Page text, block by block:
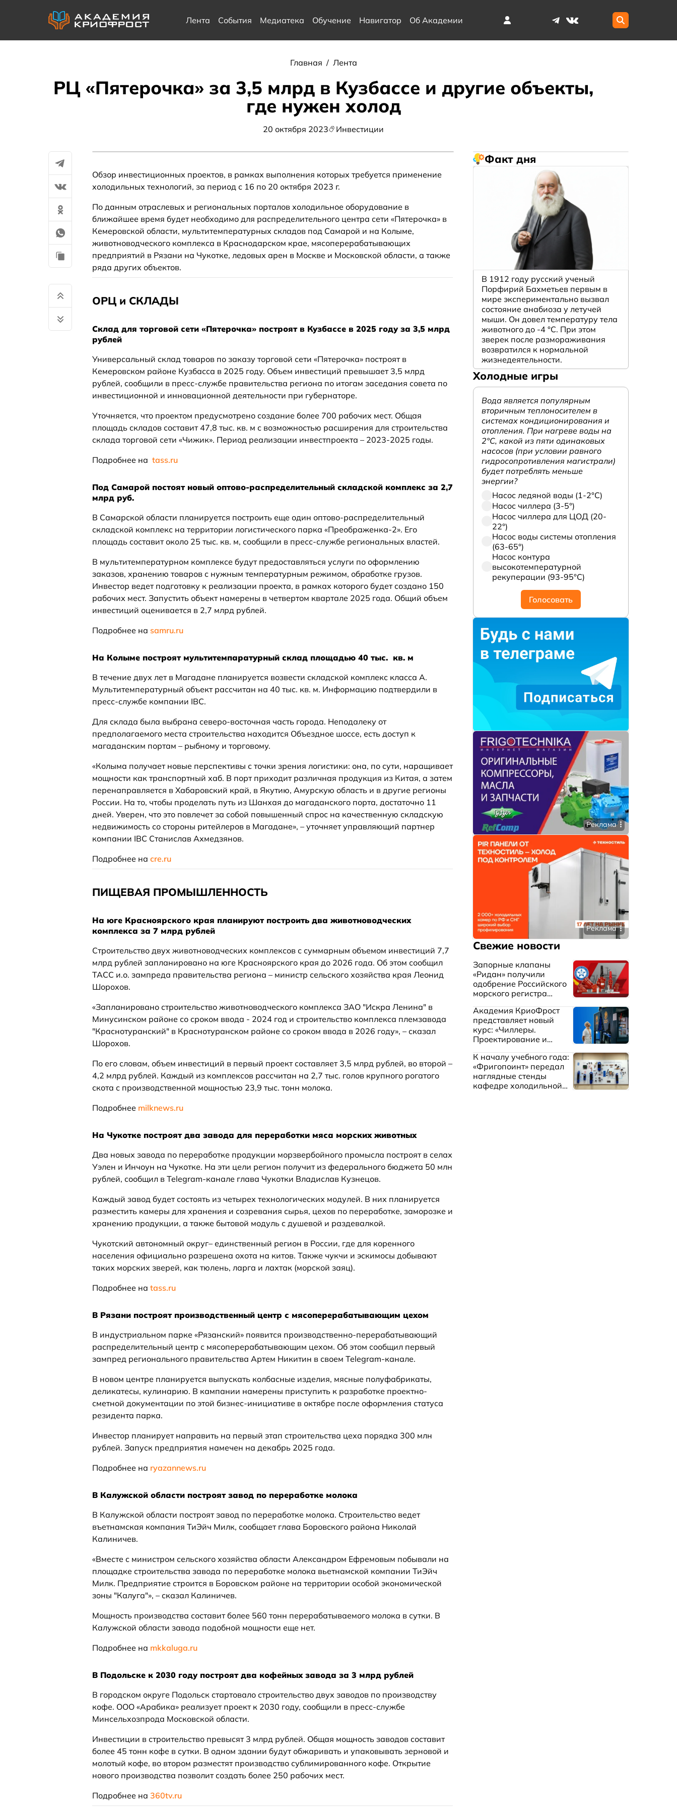
Лента События Медиатека Обучение Навигатор Об Академии
Главная / Лента
РЦ «Пятерочка» за 3,5 млрд в Кузбассе и другие объекты,
где нужен холод
20 октября 2023 Инвестиции
Обзор инвестиционных проектов, в рамках выполнения которых требуется применение
холодильных технологий, за период с 16 по 20 октября 2023 г.
По данным отраслевых и региональных порталов холодильное оборудование в
ближайшее время будет необходимо для распределительного центра сети «Пятерочка» в
Кемеровской области, мультитемпературных складов под Самарой и на Колыме,
животноводческого комплекса в Краснодарском крае, мясоперерабатывающих
предприятий в Рязани на Чукотке, ледовых арен в Москве и Московской области, а также
ряда других объектов.
ОРЦ и СКЛАДЫ
Склад для торговой сети «Пятерочка» построят в Кузбассе в 2025 году за 3,5 млрд
рублей
Универсальный склад товаров по заказу торговой сети «Пятерочка» построят в
Кемеровском районе Кузбасса в 2025 году. Объем инвестиций превышает 3,5 млрд
рублей, сообщили в пресс-службе правительства региона по итогам заседания совета по
инвестиционной и инновационной деятельности при губернаторе.
Уточняется, что проектом предусмотрено создание более 700 рабочих мест. Общая
площадь складов составит 47,8 тыс. кв. м с возможностью расширения для строительства
склада торговой сети «Чижик». Период реализации инвестпроекта – 2023-2025 годы.
Подробнее на tass.ru
Под Самарой постоят новый оптово-распределительный складской комплекс за 2,7
млрд руб.
В Самарской области планируется построить еще один оптово-распределительный
складской комплекс на территории логистического парка «Преображенка-2». Его
площадь составит около 25 тыс. кв. м, сообщили в пресс-службе региональных властей.
В мультитемпературном комплексе будут предоставляться услуги по оформлению
заказов, хранению товаров с нужным температурным режимом, обработке грузов.
Инвестор ведет подготовку к реализации проекта, в рамках которого будет создано 150
рабочих мест. Запустить объект намерены в четвертом квартале 2025 года. Общий объем
инвестиций оценивается в 2,7 млрд рублей.
Подробнее на samru.ru
На Колыме построят мультитемпаратурный склад площадью 40 тыс. кв. м
В течение двух лет в Магадане планируется возвести складской комплекс класса А.
Мультитемпературный объект рассчитан на 40 тыс. кв. м. Информацию подтвердили в
пресс-службе компании IBC.
Для склада была выбрана северо-восточная часть города. Неподалеку от
предполагаемого места строительства находится Объездное шоссе, есть доступ к
магаданским портам – рыбному и торговому.
«Колыма получает новые перспективы с точки зрения логистики: она, по сути, наращивает
мощности как транспортный хаб. В порт приходит различная продукция из Китая, а затем
перенаправляется в Хабаровский край, в Якутию, Амурскую область и в другие регионы
России. На то, чтобы проделать путь из Шанхая до магаданского порта, достаточно 11
дней. Уверен, что это повлечет за собой повышенный спрос на качественную складскую
недвижимость со стороны ритейлеров в Магадане», – уточняет управляющий партнер
компании IBC Станислав Ахмедзянов.
Подробнее на cre.ru
ПИЩЕВАЯ ПРОМЫШЛЕННОСТЬ
На юге Красноярского края планируют построить два животноводческих
комплекса за 7 млрд рублей
Строительство двух животноводческих комплексов с суммарным объемом инвестиций 7,7
млрд рублей запланировано на юге Красноярского края до 2026 года. Об этом сообщил
ТАСС и.о. зампреда правительства региона – министр сельского хозяйства края Леонид
Шорохов.
«Запланировано строительство животноводческого комплекса ЗАО "Искра Ленина" в
Минусинском районе со сроком ввода - 2024 год и строительство комплекса племзавода
"Краснотуранский" в Краснотуранском районе со сроком ввода в 2026 году», – сказал
Шорохов.
По его словам, объем инвестиций в первый проект составляет 3,5 млрд рублей, во второй –
4,2 млрд рублей. Каждый из комплексов рассчитан на 2,7 тыс. голов крупного рогатого
скота с производственной мощностью 23,9 тыс. тонн молока.
Подробнее milknews.ru
На Чукотке построят два завода для переработки мяса морских животных
Два новых завода по переработке продукции морзвербойного промысла построят в селах
Уэлен и Инчоун на Чукотке. На эти цели регион получит из федерального бюджета 50 млн
рублей, сообщил в Telegram-канале глава Чукотки Владислав Кузнецов.
Каждый завод будет состоять из четырех технологических модулей. В них планируется
разместить камеры для хранения и созревания сырья, цехов по переработке, заморозке и
хранению продукции, а также бытовой модуль с душевой и раздевалкой.
Чукотский автономный округ– единственный регион в России, где для коренного
населения официально разрешена охота на китов. Также чукчи и эскимосы добывают
таких морских зверей, как тюлень, ларга и лахтак (морской заяц).
Подробнее на tass.ru
В Рязани построят производственный центр с мясоперерабатывающим цехом
В индустриальном парке «Рязанский» появится производственно-перерабатывающий
распределительный центр с мясоперерабатывающим цехом. Об этом сообщил первый
зампред регионального правительства Артем Никитин в своем Telegram-канале.
В новом центре планируется выпускать колбасные изделия, мясные полуфабрикаты,
деликатесы, кулинарию. В кампании намерены приступить к разработке проектно-
сметной документации по этой бизнес-инициативе в октябре после оформления статуса
резидента парка.
Инвестор планирует направить на первый этап строительства цеха порядка 300 млн
рублей. Запуск предприятия намечен на декабрь 2025 года.
Подробнее на ryazannews.ru
В Калужской области построят завод по переработке молока
В Калужской области построят завод по переработке молока. Строительство ведет
въетнамская компания ТиЭйч Милк, сообщает глава Боровского района Николай
Калиничев.
«Вместе с министром сельского хозяйства области Александром Ефремовым побывали на
площадке строительства завода по переработке молока вьетнамской компании ТиЭйч
Милк. Предприятие строится в Боровском районе на территории особой экономической
зоны "Калуга"», – сказал Калиничев.
Мощность производства составит более 560 тонн перерабатываемого молока в сутки. В
Калужской области завода подобной мощности еще нет.
Подробнее на mkkaluga.ru
В Подольске к 2030 году построят два кофейных завода за 3 млрд рублей
В городском округе Подольск стартовало строительство двух заводов по производству
кофе. ООО «Арабика» реализует проект к 2030 году, сообщили в пресс-службе
Минсельхозпрода Московской области.
Инвестиции в строительство превысят 3 млрд рублей. Общая мощность заводов составит
более 45 тонн кофе в сутки. В одном здании будут обжаривать и упаковывать зерновой и
молотый кофе, во втором разместят производство сублимированного кофе. Открытие
нового производства позволит создать более 250 рабочих мест.
Подробнее на 360tv.ru
Факт дня
В 1912 году русский ученый
Порфирий Бахметьев первым в
мире экспериментально вызвал
состояние анабиоза у летучей
мыши. Он довел температуру тела
животного до -4 °C. При этом
зверек после размораживания
возвратился к нормальной
жизнедеятельности.
Холодные игры
Вода является популярным
вторичным теплоносителем в
системах кондиционирования и
отопления. При нагреве воды на
2°С, какой из пяти одинаковых
насосов (при условии равного
гидросопротивления магистрали)
будет потреблять меньше
энергии?
Насос ледяной воды (1-2°С)
Насос чиллера (3-5°)
Насос чиллера для ЦОД (20-
22°)
Насос воды системы отопления
(63-65°)
Насос контура
высокотемпературной
рекуперации (93-95°С)
Голосовать
Реклама
Реклама
Свежие новости
Запорные клапаны
«Ридан» получили
одобрение Российского
морского регистра
Академия КриоФрост
представляет новый
курс: «Чиллеры.
Проектирование и
охлаждения жидкостей»
К началу учебного года:
«Фригопоинт» передал
наглядные стенды
кафедре холодильной